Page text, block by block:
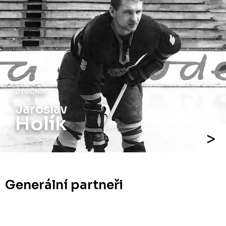
ÚTOČNÍK
Jaroslav
Holík
Generální partneři